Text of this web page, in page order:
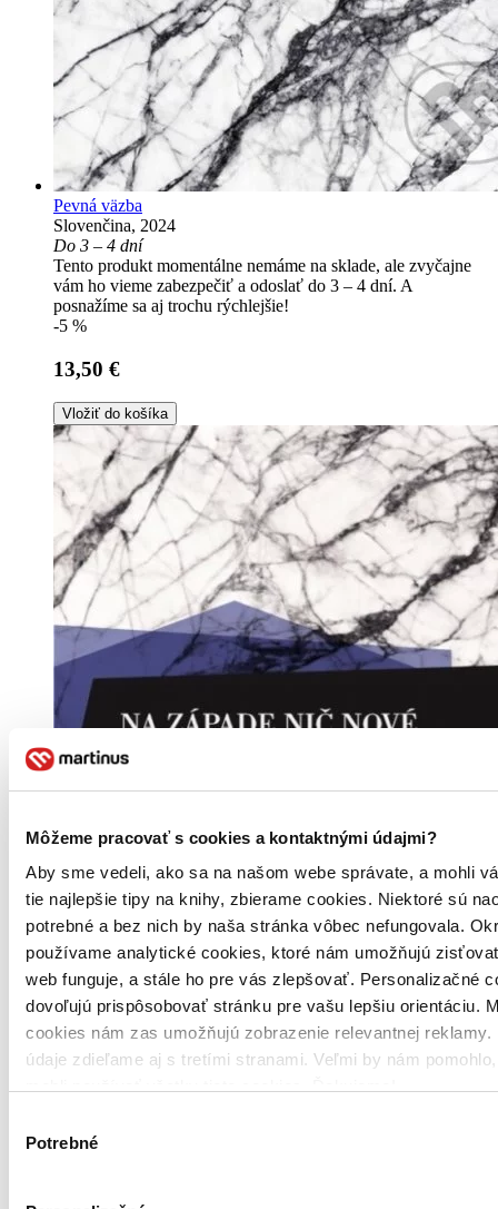
Môžeme pracovať s cookies a kontaktnými údajmi?
Aby sme vedeli, ako sa na našom webe správate, a mohli
tie najlepšie tipy na knihy, zbierame cookies. Niektoré sú
potrebné a bez nich by naša stránka vôbec nefungovala.
používame analytické cookies, ktoré nám umožňujú
web funguje, a stále ho pre vás zlepšovať. Personalizačné
dovoľujú prispôsobovať stránku pre vašu lepšiu orientáciu.
cookies nám zas umožňujú zobrazenie relevantnej reklamy.
údaje zdieľame aj s tretími stranami. Veľmi by nám
súhlasu
Potrebné
Pevná väzba
Slovenčina, 2024
Do 3 – 4 dní
Tento produkt momentálne nemáme na sklade, ale zvyčajne
vám ho vieme zabezpečiť a odoslať do 3 – 4 dní. A
posnažíme sa aj trochu rýchlejšie!
-5 %
13,50 €
Vložiť do košíka
Pevná väzba